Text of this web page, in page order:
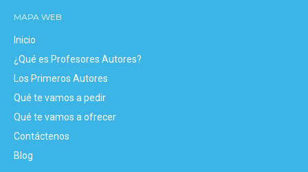
MAPA WEB
Inicio
¿Qué es Profesores Autores?
Los Primeros Autores
Qué te vamos a pedir
Qué te vamos a ofrecer
Contáctenos
Blog